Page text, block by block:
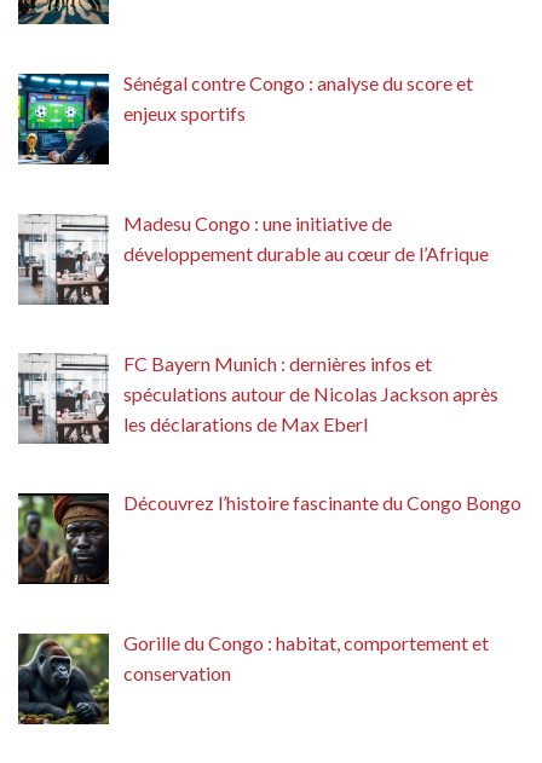
Sénégal contre Congo : analyse du score et
enjeux sportifs
Madesu Congo : une initiative de
développement durable au cœur de l’Afrique
FC Bayern Munich : dernières infos et
spéculations autour de Nicolas Jackson après
les déclarations de Max Eberl
Découvrez l’histoire fascinante du Congo Bongo
Gorille du Congo : habitat, comportement et
conservation